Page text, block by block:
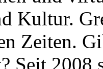
Kultur.
Zeiten.
Seit 2008